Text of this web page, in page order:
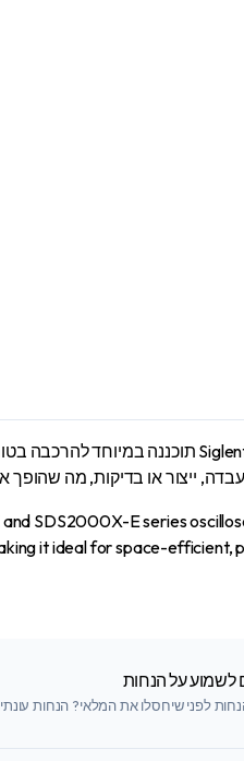
ייצור או בדיקות, מה שהופך
SDS2000X-E series
it ideal for space-efficient,
לשמוע על הנחות
לפני שיחסלו את המלאי? הנחות